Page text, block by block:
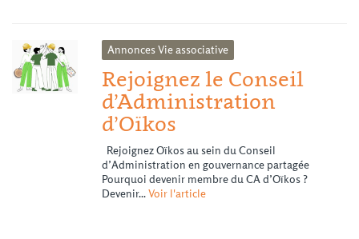
AnnoncesVie associative
Rejoignez le Conseil
d’Administration
d’Oïkos
Rejoignez Oïkos au sein du Conseil
d’Administration en gouvernance partagée
Pourquoi devenir membre du CA d’Oïkos ?
Devenir...Voir l'article